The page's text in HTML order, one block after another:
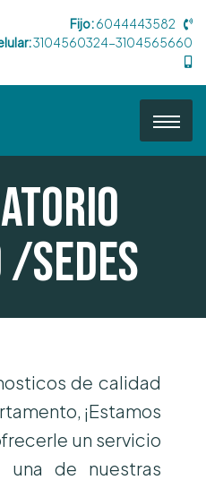
Fijo:6044443582
3104560324-3104565660
Sedes
de calidad
¡Estamos
un servicio
una de nuestras